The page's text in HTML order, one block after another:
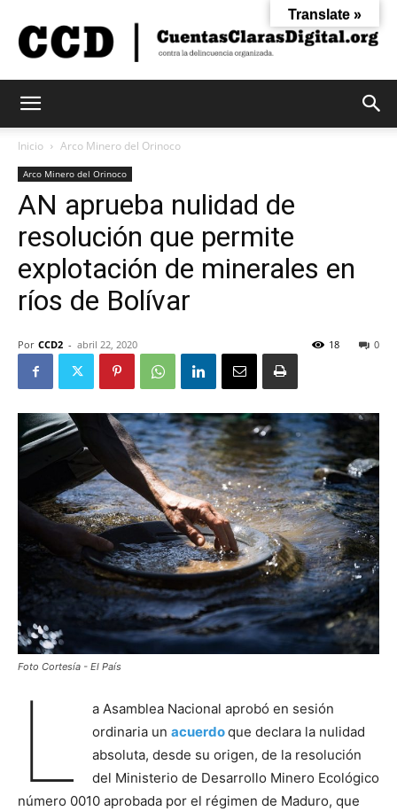
Claras
Digital
Inicio Arco Minero del Orinoco
Arco Minero del Orinoco
AN aprueba nulidad de
resolución que permite
explotación de minerales en
ríos de Bolívar
Por CCD2 - abril 22, 2020 0
18
Foto Cortesía - El País
L
a Asamblea Nacional aprobó en sesión
ordinaria un acuerdoque declara la nulidad
absoluta, desde su origen, de la resolución
del Ministerio de Desarrollo Minero Ecológico
número 0010 aprobada por el régimen de Maduro, que
Translate »